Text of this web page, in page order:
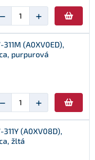
− +
(A0XV0ED),
purpurová
− +
(A0XV08D),
žltá